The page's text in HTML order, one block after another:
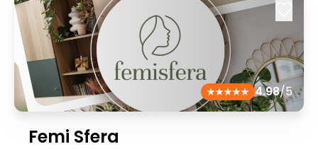
4.98/5
Femi Sfera